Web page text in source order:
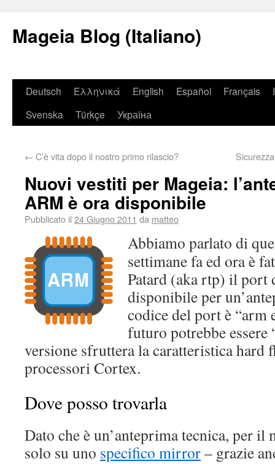
Mageia Blog (Italiano)
Deutsch Ελληνικά English Español Français
Svenska
Türkçe Україна
← C’è vita dopo il nostro primo rilascio?
Nuovi vestiti per Mageia:
ARM è ora disponibile
Pubblicato il 24 Giugno 2011 da matteo
Abbiamo parlato di
settimane fa ed ora è
Patard (aka rtp) il port
disponibile per
codice del port è
futuro potrebbe essere
versione sfruttera la caratteristica hard
processori Cortex.
Dove posso trovarla
Dato che è un’anteprima tecnica, per il
solo su uno specifico mirror– grazie